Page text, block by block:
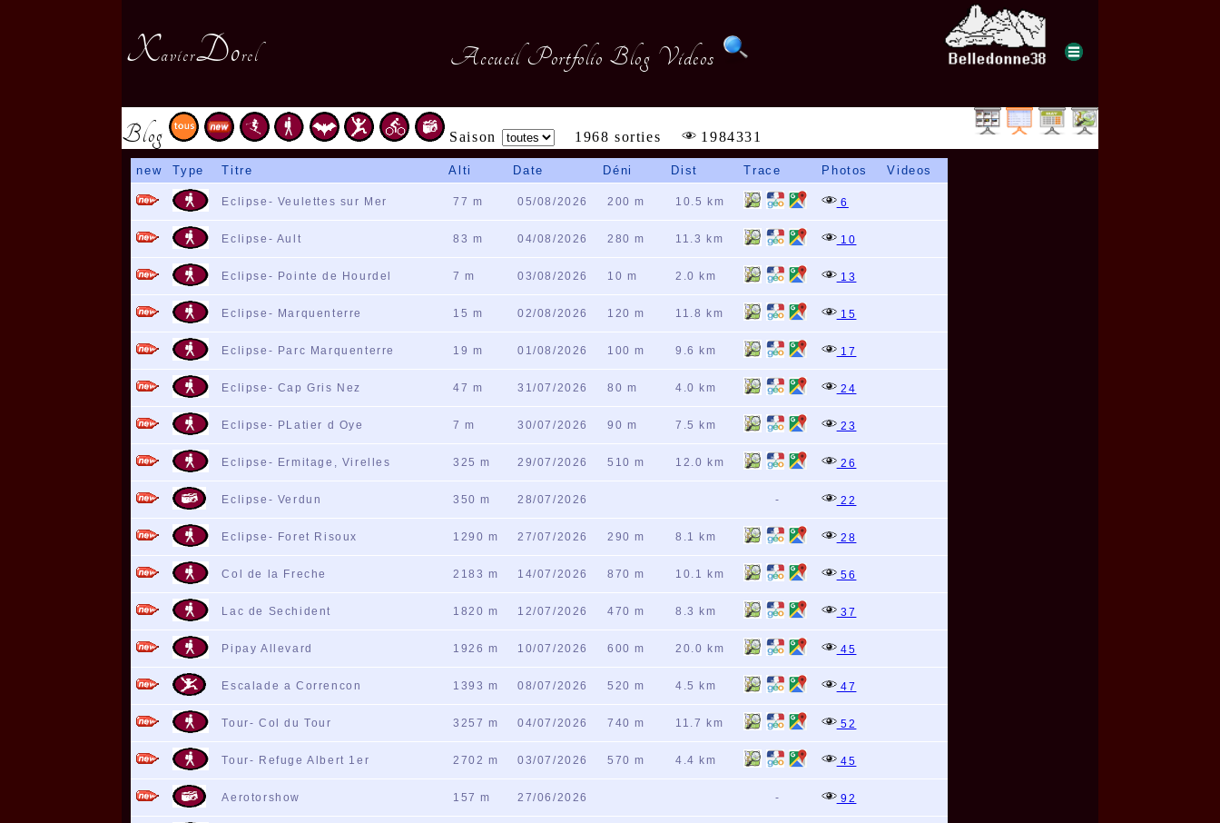
XavierDorel Accueil Portfolio Blog Videos
Blog Saison 1968 sorties 1984331
new Type Titre Alti Date Déni Dist Trace Photos Videos
Eclipse- Veulettes sur Mer 77 m 05/08/2026 200 m 10.5 km 6
Eclipse- Ault 83 m 04/08/2026 280 m 11.3 km 10
Eclipse- Pointe de Hourdel 7 m 03/08/2026 10 m 2.0 km 13
Eclipse- Marquenterre 15 m 02/08/2026 120 m 11.8 km 15
Eclipse- Parc Marquenterre 19 m 01/08/2026 100 m 9.6 km 17
Eclipse- Cap Gris Nez 47 m 31/07/2026 80 m 4.0 km 24
Eclipse- PLatier d Oye 7 m 30/07/2026 90 m 7.5 km 23
Eclipse- Ermitage, Virelles 325 m 29/07/2026 510 m 12.0 km 26
Eclipse- Verdun 350 m 28/07/2026 - 22
Eclipse- Foret Risoux 1290 m 27/07/2026 290 m 8.1 km 28
Col de la Freche 2183 m 14/07/2026 870 m 10.1 km 56
Lac de Sechident 1820 m 12/07/2026 470 m 8.3 km 37
Pipay Allevard 1926 m 10/07/2026 600 m 20.0 km 45
Escalade a Correncon 1393 m 08/07/2026 520 m 4.5 km 47
Tour- Col du Tour 3257 m 04/07/2026 740 m 11.7 km 52
Tour- Refuge Albert 1er 2702 m 03/07/2026 570 m 4.4 km 45
Aerotorshow 157 m 27/06/2026 - 92